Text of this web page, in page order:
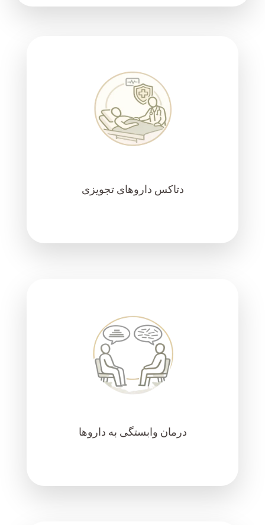
دتاکس داروهای تجویزی
درمان وابستگی به داروها